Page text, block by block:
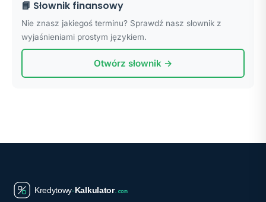
📘 Słownik finansowy
Nie znasz jakiegoś terminu? Sprawdź nasz słownik z
wyjaśnieniami prostym językiem.
Otwórz słownik →